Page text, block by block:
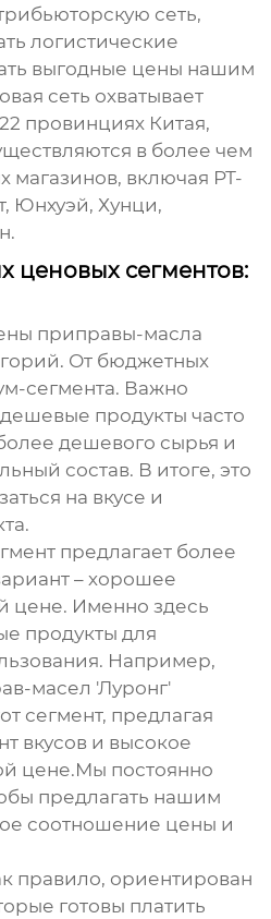
сеть,
логистические
выгодные цены нашим
сеть охватывает
провинциях Китая,
в более чем
магазинов, включая РТ-
Юнхуэй, Хунци,
ценовых сегментов:
приправы-масла
От бюджетных
сегмента. Важно
продукты часто
дешевого сырья и
состав. В итоге, это
на вкусе и
предлагает более
– хорошее
цене. Именно здесь
продукты для
Например,
масел 'Луронг'
сегмент, предлагая
вкусов и высокое
цене.Мы постоянно
предлагать нашим
соотношение цены и
правило, ориентирован
готовы платить